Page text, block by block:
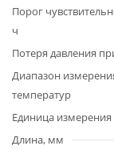
Порог
ч
Потеря давления
Диапазон
температур
Единица измерения
Длина, мм